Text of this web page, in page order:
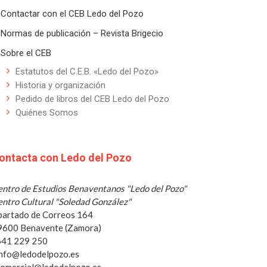
Contactar con el CEB Ledo del Pozo
Normas de publicación – Revista Brigecio
Sobre el CEB
Estatutos del C.E.B. «Ledo del Pozo»
Historia y organización
Pedido de libros del CEB Ledo del Pozo
Quiénes Somos
con Ledo del Pozo
de Estudios Benaventanos "Ledo del Pozo"
Cultural "Soledad González"
de Correos 164
Benavente (Zamora)
229 250